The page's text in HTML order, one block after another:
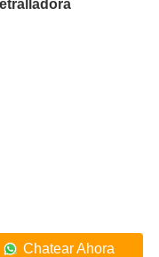
Chatear Ahora